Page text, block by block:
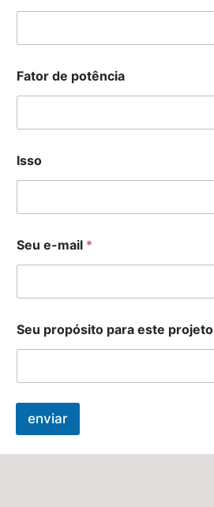
Fator de potência
Isso
Seu e-mail *
Seu propósito para este projeto
enviar